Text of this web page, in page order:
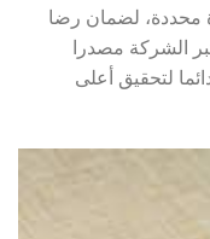
محددة، لضمان رضا
الشركة مصدرا
لتحقيق أعلى